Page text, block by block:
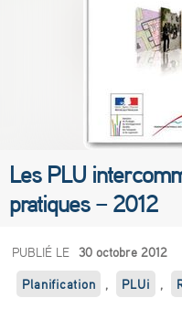
Les PLU
pratiques – 2012
L
e
PUBLIÉ LE 30 octobre 2012
Planification , PLUi ,